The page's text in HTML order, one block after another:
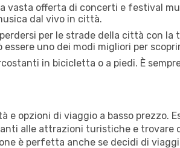
vasta offerta di concerti e festival
dal vivo in città.
per le strade della città con
uno dei modi migliori per
in bicicletta o a piedi. È
opzioni di viaggio a basso prezzo.
alle attrazioni turistiche e trovare
è perfetta anche se decidi di